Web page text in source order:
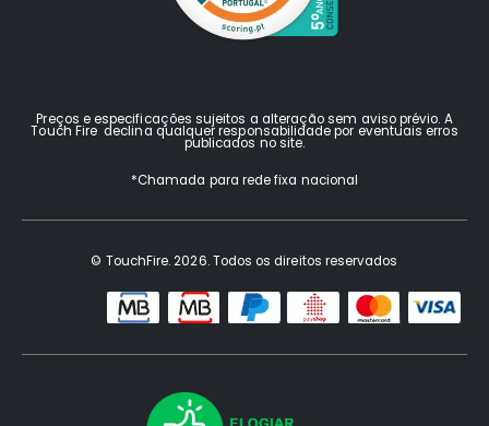
Preços e especificações sujeitos a alteração sem aviso prévio. A
Touch Fire declina qualquer responsabilidade por eventuais erros
publicados no site.
*Chamada para rede fixa nacional
© TouchFire. 2026. Todos os direitos reservados